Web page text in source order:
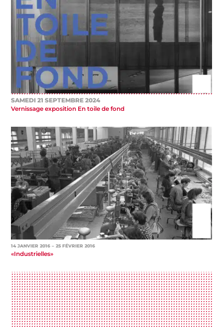
SAMEDI 21 SEPTEMBRE 2024
Vernissage exposition En toile de fond
14 JANVIER 2016– 25 FÉVRIER 2016
«Industrielles»